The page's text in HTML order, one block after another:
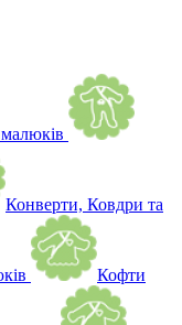
Конверти, Ковдри та
Кофти